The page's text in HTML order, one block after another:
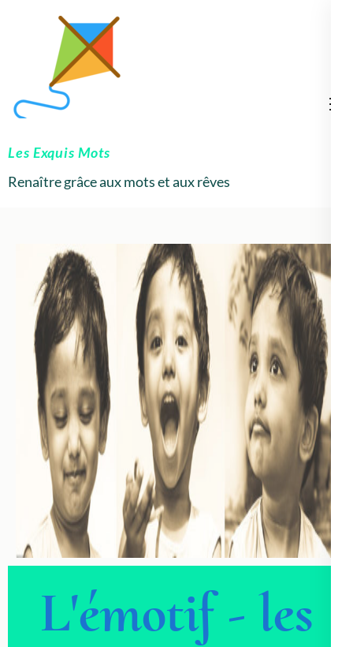
Les Exquis Mots
Renaître grâce aux mots et aux rêves
L'émotif - les